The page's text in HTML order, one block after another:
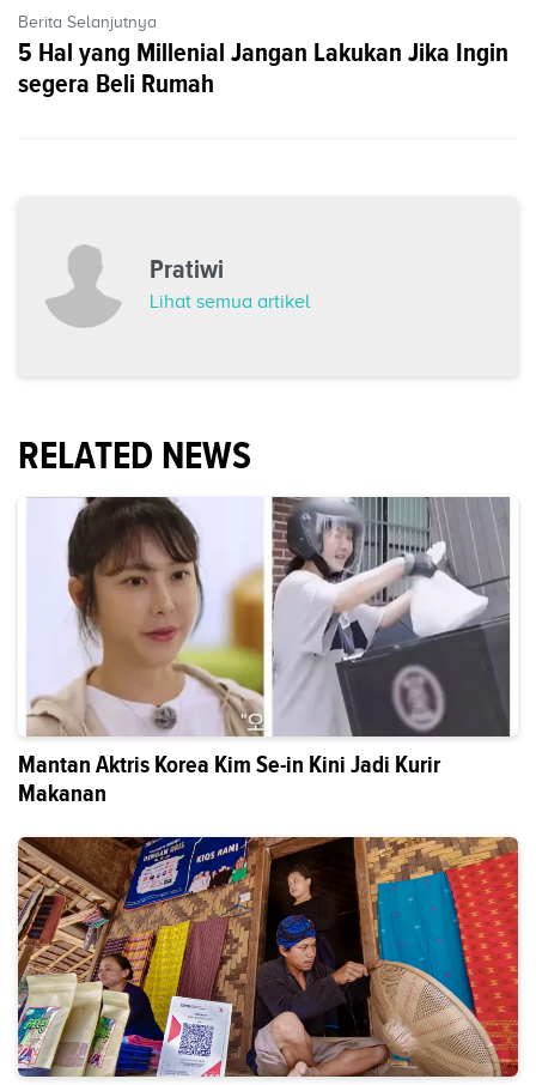
Berita Selanjutnya
5 Hal yang Millenial Jangan Lakukan Jika Ingin
segera Beli Rumah
Pratiwi
Lihat semua artikel
RELATED NEWS
Mantan Aktris Korea Kim Se-in Kini Jadi Kurir
Makanan